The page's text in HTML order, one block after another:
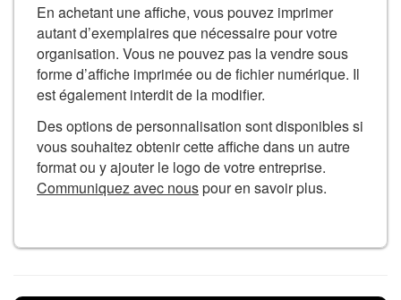
En achetant une affiche, vous pouvez imprimer
autant d’exemplaires que nécessaire pour votre
organisation. Vous ne pouvez pas la vendre sous
forme d’affiche imprimée ou de fichier numérique. Il
est également interdit de la modifier.
Des options de personnalisation sont disponibles si
vous souhaitez obtenir cette affiche dans un autre
format ou y ajouter le logo de votre entreprise.
Communiquez avec nouspour en savoir plus.